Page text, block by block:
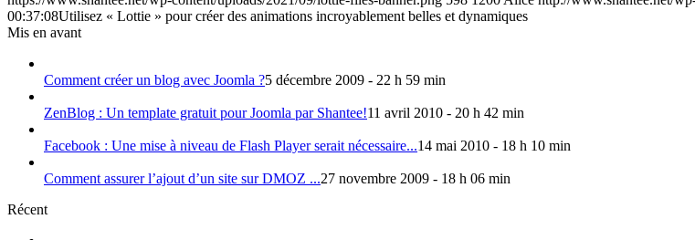
00:37:08Utilisez « Lottie » pour créer des animations incroyablement belles et dynamiques
Mis en avant
Comment créer un blog avec Joomla ?5 décembre 2009 - 22 h 59 min
ZenBlog : Un template gratuit pour Joomla par Shantee!11 avril 2010 - 20 h 42 min
Facebook : Une mise à niveau de Flash Player serait nécessaire...14 mai 2010 - 18 h 10 min
Comment assurer l’ajout d’un site sur DMOZ ...27 novembre 2009 - 18 h 06 min
Récent